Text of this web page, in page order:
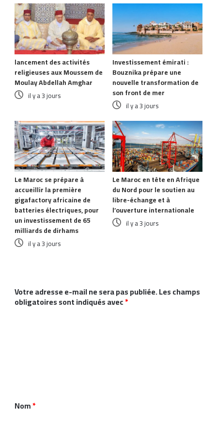
lancement des activités
religieuses aux Moussem de
Moulay Abdellah Amghar
il y a 3 jours
Investissement émirati :
Bouznika prépare une
nouvelle transformation de
son front de mer
il y a 3 jours
Le Maroc se prépare à
accueillir la première
gigafactory africaine de
batteries électriques, pour
un investissement de 65
milliards de dirhams
il y a 3 jours
Le Maroc en tête en Afrique
du Nord pour le soutien au
libre-échange et à
l’ouverture internationale
il y a 3 jours
Votre adresse e-mail ne sera pas publiée.Les champs
obligatoires sont indiqués avec*
t
Nom*